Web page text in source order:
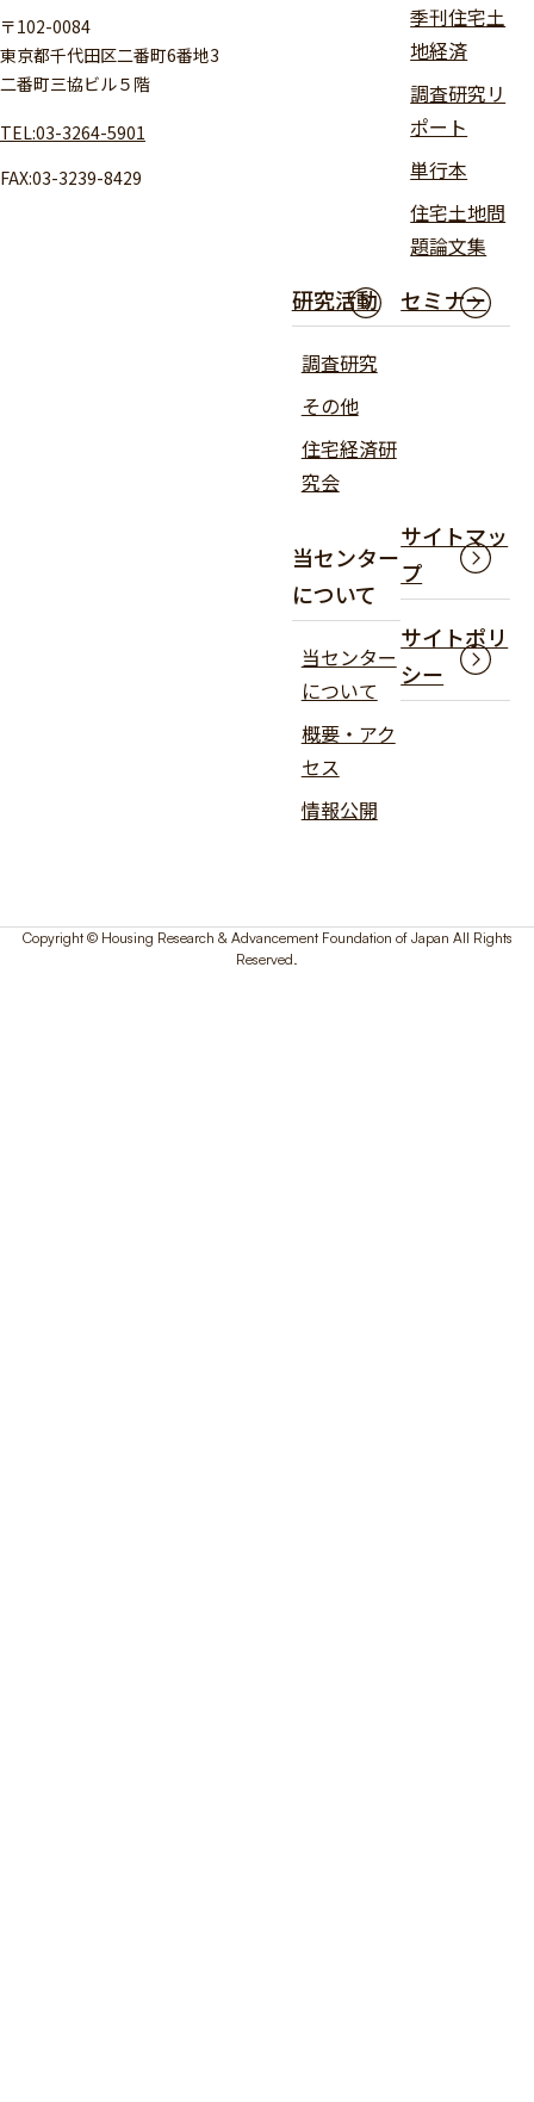
〒102-0084
東京都千代田区二番町6番地3
二番町三協ビル５階
TEL:03-3264-5901
FAX:03-3239-8429
季刊住宅土
地経済
調査研究リ
ポート
単行本
住宅土地問
題論文集
研究活動
調査研究
その他
住宅経済研
究会
セミナー
当センター
について
当センター
について
概要・アク
セス
情報公開
サイトマッ
プ
サイトポリ
シー
Copyright © Housing Research & Advancement Foundation of Japan All Rights
Reserved.